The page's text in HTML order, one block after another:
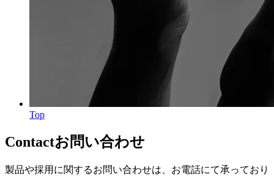
Top
Contactお問い合わせ
製品や採用に関するお問い合わせは、お電話にて承っており